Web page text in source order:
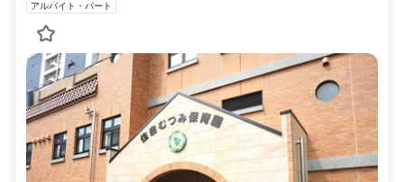
アルバイト・パート